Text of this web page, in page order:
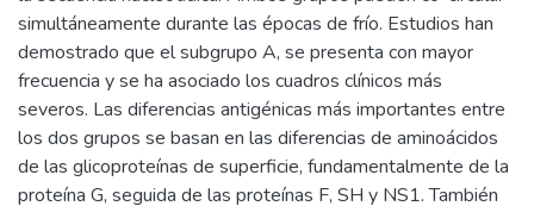
simultáneamente durante las épocas de frío. Estudios han
demostrado que el subgrupo A, se presenta con mayor
frecuencia y se ha asociado los cuadros clínicos más
severos. Las diferencias antigénicas más importantes entre
los dos grupos se basan en las diferencias de aminoácidos
de las glicoproteínas de superficie, fundamentalmente de la
proteína G, seguida de las proteínas F, SH y NS1. También